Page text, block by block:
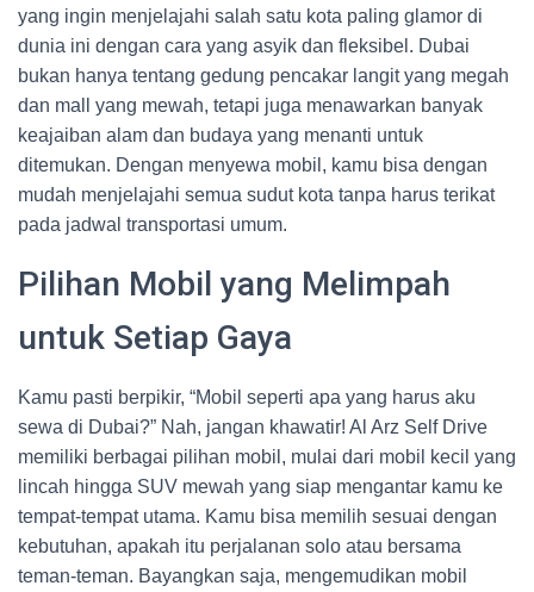
yang ingin menjelajahi salah satu kota paling glamor di
dunia ini dengan cara yang asyik dan fleksibel. Dubai
bukan hanya tentang gedung pencakar langit yang megah
dan mall yang mewah, tetapi juga menawarkan banyak
keajaiban alam dan budaya yang menanti untuk
ditemukan. Dengan menyewa mobil, kamu bisa dengan
mudah menjelajahi semua sudut kota tanpa harus terikat
pada jadwal transportasi umum.
Pilihan Mobil yang Melimpah
untuk Setiap Gaya
Kamu pasti berpikir, “Mobil seperti apa yang harus aku
sewa di Dubai?” Nah, jangan khawatir! Al Arz Self Drive
memiliki berbagai pilihan mobil, mulai dari mobil kecil yang
lincah hingga SUV mewah yang siap mengantar kamu ke
tempat-tempat utama. Kamu bisa memilih sesuai dengan
kebutuhan, apakah itu perjalanan solo atau bersama
teman-teman. Bayangkan saja, mengemudikan mobil